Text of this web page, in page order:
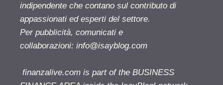
indipendente che contano sul contributo di
appassionati ed esperti del settore.
Per pubblicità, comunicati e
collaborazioni: info@isayblog.com
finanzalive.com is part of the BUSINESS